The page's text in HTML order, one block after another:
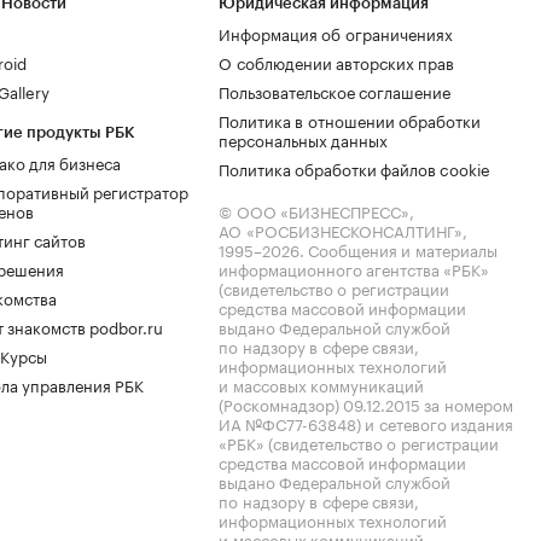
продукты РБК
для бизнеса
регистратор
сайтов
знакомств podbor.ru
управления РБК
Информация об ограничениях
О соблюдении авторских прав
Пользовательское соглашение
Политика в отношении обработки
персональных данных
Политика обработки файлов cookie
© ООО «БИЗНЕСПРЕСС»,
АО «РОСБИЗНЕСКОНСАЛТИНГ»,
1995–2026. Сообщения и материалы
информационного агентства «РБК»
(свидетельство о регистрации
средства массовой информации
выдано Федеральной службой
по надзору в сфере связи,
информационных технологий
и массовых коммуникаций
(Роскомнадзор) 09.12.2015 за номером
ИА №ФС77-63848) и сетевого издания
«РБК» (свидетельство о регистрации
средства массовой информации
выдано Федеральной службой
по надзору в сфере связи,
информационных технологий